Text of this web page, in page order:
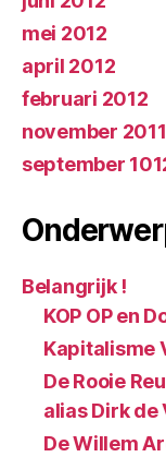
mei 2012
april 2012
februari 2012
november 2011
september
Belangrijk !
KOP OP en
Kapitalisme
De Rooie
alias Dirk de
De Willem